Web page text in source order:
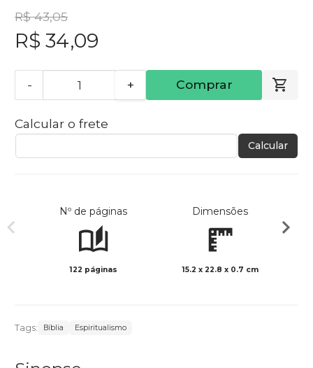
R$ 43,05
R$ 34,09
- + Comprar
Calcular o frete
Calcular
Nº de páginas
122 páginas
Dimensões
15.2 x 22.8 x 0.7 cm
Tags: Bíblia Espiritualismo